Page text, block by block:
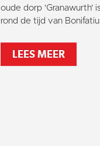
oude dorp 'Granawurth'
rond de tijd van
LEES MEER